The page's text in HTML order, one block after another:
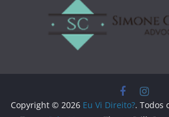
Copyright © 2026 Eu Vi Direito?. Todos